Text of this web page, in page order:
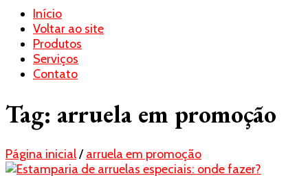
Lufaed
Início
Voltar ao site
Produtos
Serviços
Contato
Tag: arruela em promoção
Página inicial/ arruela em promoção